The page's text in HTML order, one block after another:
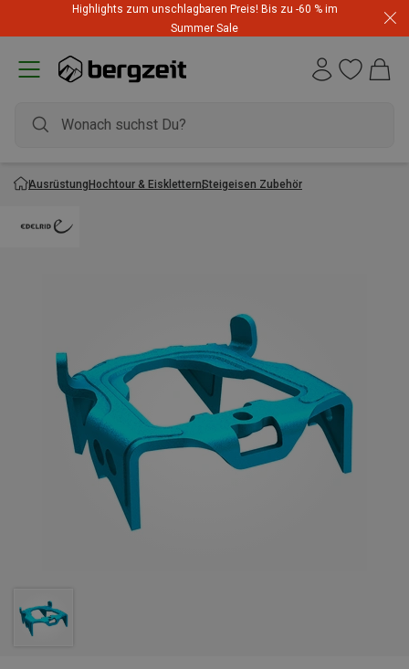
Highlights zum unschlagbaren Preis! Bis zu -60 % im
Summer Sale
AusrüstungHochtour & EiskletternSteigeisen Zubehör